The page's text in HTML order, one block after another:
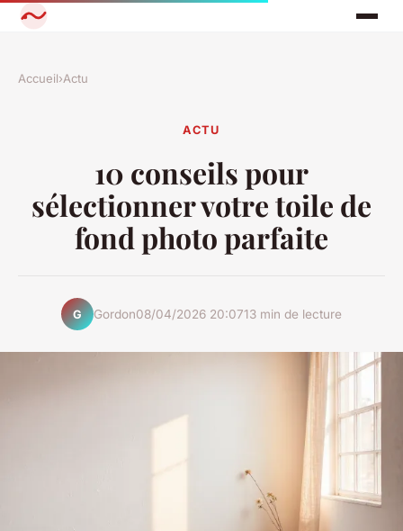
Accueil›Actu
ACTU
10 conseils pour
sélectionner votre toile de
fond photo parfaite
G Gordon08/04/2026 20:0713 min de lecture